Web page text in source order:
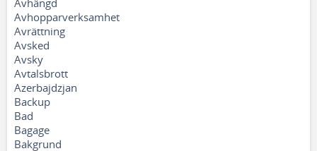
Avhängd
Avhopparverksamhet
Avrättning
Avsked
Avsky
Avtalsbrott
Azerbajdzjan
Backup
Bad
Bagage
Bakgrund